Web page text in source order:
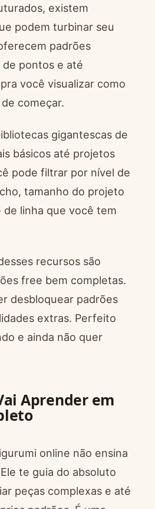
existem
podem turbinar seu
padrões
pontos e até
você visualizar como
começar.
gigantescas de
básicos até projetos
pode filtrar por nível de
tamanho do projeto
linha que você tem
recursos são
free bem completas.
desbloquear padrões
extras. Perfeito
e ainda não quer
Aprender em
online não ensina
te guia do absoluto
peças complexas e até